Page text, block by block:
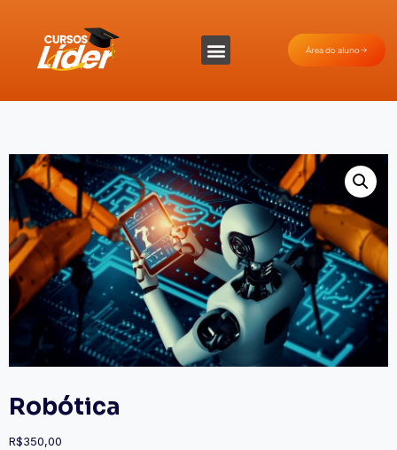
Área do aluno
Robótica
R$350,00